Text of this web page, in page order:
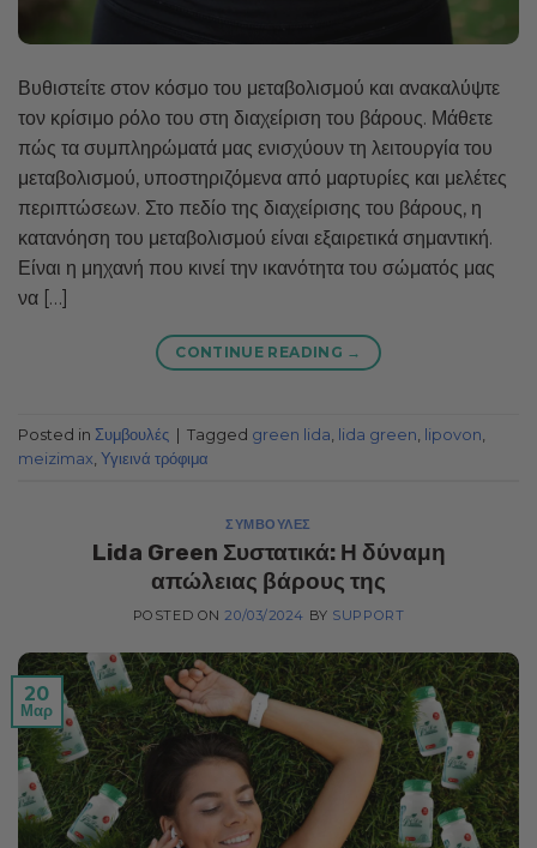
Βυθιστείτε στον κόσμο του μεταβολισμού και ανακαλύψτε
τον κρίσιμο ρόλο του στη διαχείριση του βάρους. Μάθετε
πώς τα συμπληρώματά μας ενισχύουν τη λειτουργία του
μεταβολισμού, υποστηριζόμενα από μαρτυρίες και μελέτες
περιπτώσεων. Στο πεδίο της διαχείρισης του βάρους, η
κατανόηση του μεταβολισμού είναι εξαιρετικά σημαντική.
Είναι η μηχανή που κινεί την ικανότητα του σώματός μας
να […]
CONTINUE READING →
Posted in Συμβουλές Tagged green lida lida green lipovon
meizimax Υγιεινά τρόφιμα
ΣΥΜΒΟΥΛΈΣ
Lida Green Συστατικά: Η δύναμη
απώλειας βάρους της
POSTED ON 20/03/2024 BY SUPPORT
20
Μαρ